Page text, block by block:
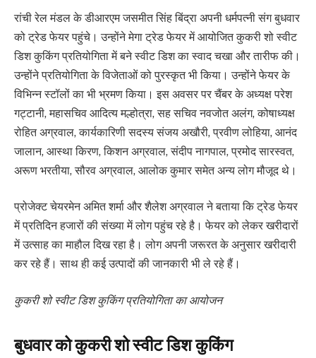
रांची रेल मंडल के डीआरएम जसमीत सिंह बिंद्रा अपनी धर्मपत्नी संग बुधवार
को ट्रेड फेयर पहुंचे। उन्होंने मेगा ट्रेड फेयर में आयोजित कुकरी शो स्वीट
डिश कुकिंग प्रतियोगिता में बने स्वीट डिश का स्वाद चखा और तारीफ की।
उन्होंने प्रतियोगिता के विजेताओं को पुरस्कृत भी किया। उन्होंने फेयर के
विभिन्न स्टॉलों का भी भ्रमण किया। इस अवसर पर चैंबर के अध्यक्ष परेश
गट्टानी, महासचिव आदित्य मल्होत्रा, सह सचिव नवजोत अलंग, कोषाध्यक्ष
रोहित अग्रवाल, कार्यकारिणी सदस्य संजय अखौरी, प्रवीण लोहिया, आनंद
जालान, आस्था किरण, किशन अग्रवाल, संदीप नागपाल, प्रमोद सारस्वत,
अरूण भरतीया, सौरव अग्रवाल, आलोक कुमार समेत अन्य लोग मौजूद थे।
प्रोजेक्ट चेयरमेन अमित शर्मा और शैलेश अग्रवाल ने बताया कि ट्रेड फेयर
में प्रतिदिन हजारों की संख्या में लोग पहुंच रहे है। फेयर को लेकर खरीदारों
में उत्साह का माहौल दिख रहा है। लोग अपनी जरूरत के अनुसार खरीदारी
कर रहे हैं। साथ ही कई उत्पादों की जानकारी भी ले रहे हैं।
कुकरी शो स्वीट डिश कुकिंग प्रतियोगिता का आयोजन
बुधवार को कुकरी शो स्वीट डिश कुकिंग